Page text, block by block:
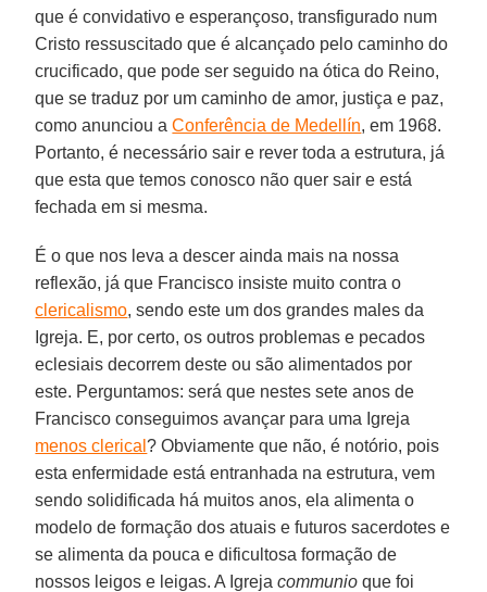
que é convidativo e esperançoso, transfigurado num
Cristo ressuscitado que é alcançado pelo caminho do
crucificado, que pode ser seguido na ótica do Reino,
que se traduz por um caminho de amor, justiça e paz,
como anunciou aConferência de Medellín, em 1968.
Portanto, é necessário sair e rever toda a estrutura, já
que esta que temos conosco não quer sair e está
fechada em si mesma.
É o que nos leva a descer ainda mais na nossa
reflexão, já que Francisco insiste muito contra o
clericalismo, sendo este um dos grandes males da
Igreja. E, por certo, os outros problemas e pecados
eclesiais decorrem deste ou são alimentados por
este. Perguntamos: será que nestes sete anos de
Francisco conseguimos avançar para uma Igreja
menos clerical? Obviamente que não, é notório, pois
esta enfermidade está entranhada na estrutura, vem
sendo solidificada há muitos anos, ela alimenta o
modelo de formação dos atuais e futuros sacerdotes e
se alimenta da pouca e dificultosa formação de
nossos leigos e leigas. A Igrejacommunio que foi